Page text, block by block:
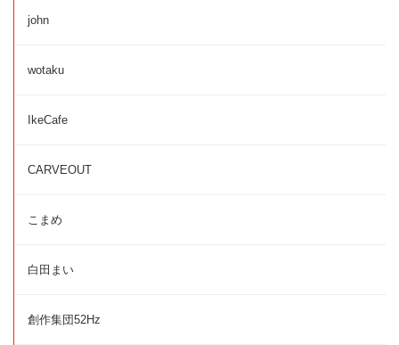
john
wotaku
IkeCafe
CARVEOUT
こまめ
白田まい
創作集団52Hz